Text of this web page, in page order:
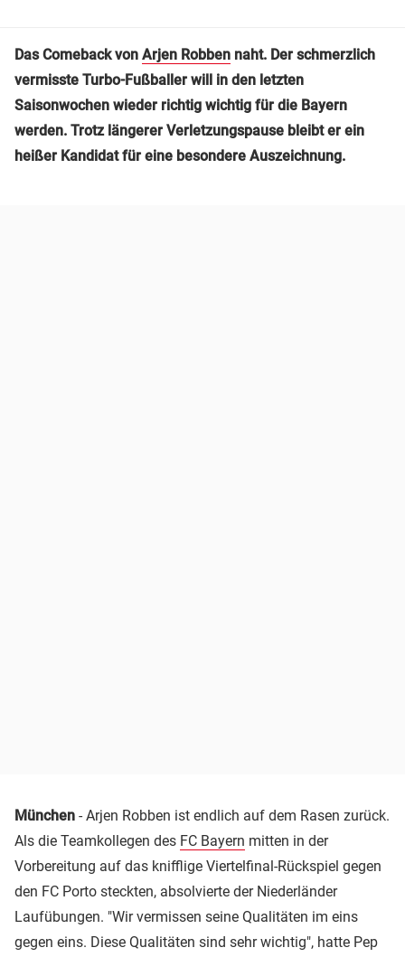
Das Comeback von Arjen Robben naht. Der schmerzlich
vermisste Turbo-Fußballer will in den letzten
Saisonwochen wieder richtig wichtig für die Bayern
werden. Trotz längerer Verletzungspause bleibt er ein
heißer Kandidat für eine besondere Auszeichnung.
München - Arjen Robben ist endlich auf dem Rasen zurück.
Als die Teamkollegen des FC Bayern mitten in der
Vorbereitung auf das knifflige Viertelfinal-Rückspiel gegen
den FC Porto steckten, absolvierte der Niederländer
Laufübungen. "Wir vermissen seine Qualitäten im eins
gegen eins. Diese Qualitäten sind sehr wichtig", hatte Pep